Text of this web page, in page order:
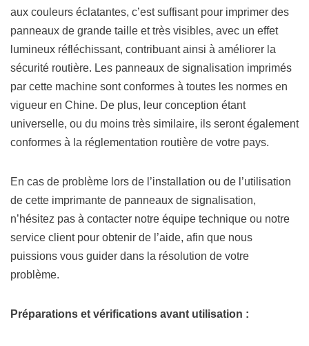
aux couleurs éclatantes, c’est suffisant pour imprimer des
panneaux de grande taille et très visibles, avec un effet
lumineux réfléchissant, contribuant ainsi à améliorer la
sécurité routière. Les panneaux de signalisation imprimés
par cette machine sont conformes à toutes les normes en
vigueur en Chine. De plus, leur conception étant
universelle, ou du moins très similaire, ils seront également
conformes à la réglementation routière de votre pays.
En cas de problème lors de l’installation ou de l’utilisation
de cette imprimante de panneaux de signalisation,
n’hésitez pas à contacter notre équipe technique ou notre
service client pour obtenir de l’aide, afin que nous
puissions vous guider dans la résolution de votre
problème.
Préparations et vérifications avant utilisation :